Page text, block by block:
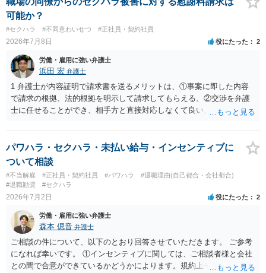
可能か？
#セクハラ #不同意わいせつ #正社員・契約社員
2026年7月8日 役にたった 2
労働・雇用に強い弁護士
浜田 宏 弁護士
1 弁護士が内容証明で請求書を送るメリットは、①事案に即した内容
で請求の根拠、法的根拠を明示して請求してもらえる、②交渉を弁護
士に任せることができ、相手方と直接対応しなくて良い、というとこ
請求は可能ですが、相手が任意に払うかどうかは分かりません。 ２
民事訴訟に証拠の制限はありませんが、秘密録音はプライバシー保護
の観点から、裁判の証拠にする場合には注意が必要です(証拠排除され
る場合があります。)。 ３ 会社がどういう証拠に基づいて、誰が判断
したかわかりませんが、会社がセクハラ認定しなかったからといっ
て、裁判所も認定しないとは限りません。具体的な証拠とそれで認定
しないようにして下さい。そういう報復的なことをしなければ名誉毀
損にはなりません。反訴は貴女が加害行為をしなければ、通常は起こ
されません。 ５ 裁判をして、和解すれば和解金が入ります。 勝訴
判決を得て確定すれば、判決認容額を払ってもらいます。任意に支払
わない場合には、給与や預貯金、不動産などの財産を差押えます。
パワハラ・セクハラ・未払い給与・インセンティブに
ついて相談
#不当解雇 #正社員・契約社員 #パワハラ
#退職理由(自己都合・会社都合)
#退職勧奨
#セクハラ
2026年7月2日 役にたった 2
労働・雇用に強い弁護士
森本 偲音 弁護士
ご相談の件について、以下のとおり回答させていただきます。 ご参考
になれば幸いです。 ①インセンティブに関しては、ご相談者様と会社
との間で合意ができているかどうかによります。規約上そのような合